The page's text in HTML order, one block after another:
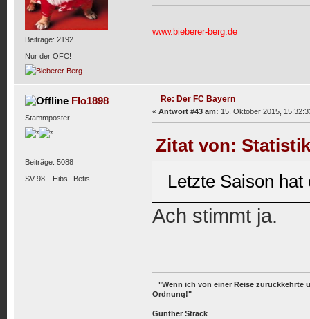
Beiträge: 2192
Nur der OFC!
www.bieberer-berg.de
Flo1898
Stammposter
Beiträge: 5088
SV 98-- Hibs--Betis
Re: Der FC Bayern
« Antwort #43 am: 15. Oktober 2015,
Zitat von:
Letzte Saison
Ach stimmt ja.
"Wenn ich von einer Reise zurückkehrte
Ordnung!"
Günther Strack